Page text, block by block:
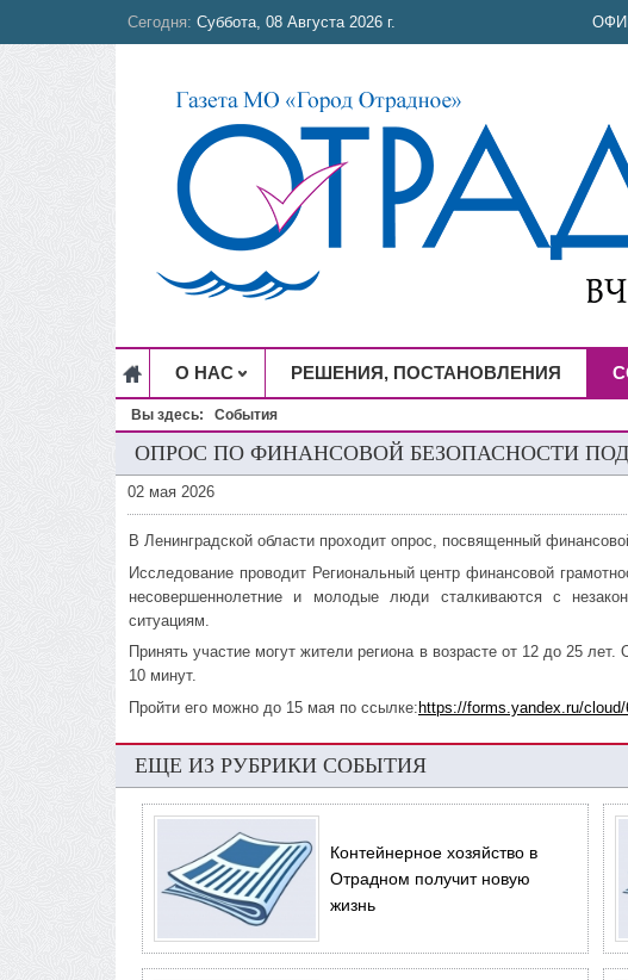
Сегодня: Суббота, 08 Августа 2026 г.
О НАС РЕШЕНИЯ, ПОСТАНОВЛЕНИЯ
Вы здесь: События
ОПРОС ПО ФИНАНСОВОЙ БЕЗОПАСНОСТИ
02 мая 2026
В Ленинградской области проходит опрос, посвященный
Исследование проводит Региональный центр финансовой
несовершеннолетние и молодые люди сталкиваются с
ситуациям.
Принять участие могут жители региона в возрасте от 12 до 25
10 минут.
Пройти его можно до 15 мая по ссылке:https://forms.yandex.ru/
ЕЩЕ ИЗ РУБРИКИ СОБЫТИЯ
Контейнерное хозяйство в
Отрадном получит новую
жизнь